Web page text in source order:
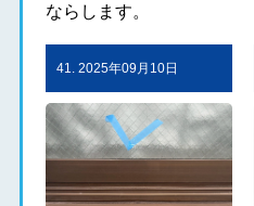
ならします。
41. 2025年09月10日